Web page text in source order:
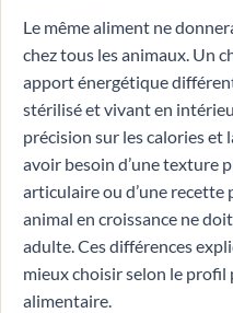
Le même aliment ne
chez tous les animaux. Un
apport énergétique
stérilisé et vivant en
précision sur les calories et
avoir besoin d’une texture
articulaire ou d’une recette
animal en croissance ne
adulte. Ces différences
mieux choisir selon le
alimentaire.